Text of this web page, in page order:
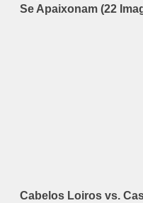
Se Apaixonam (22
Cabelos Loiros vs.